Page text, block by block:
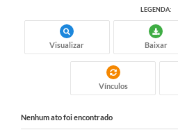
Ordem de Serviços
Prestação de Contas
Serviços e Informações Online
Secretarias de Júlio de Castilhos
LEGENDA:
Visualizar Baixar
Vínculos
Nenhum ato foi encontrado